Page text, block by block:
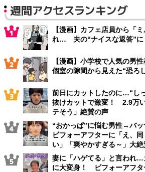
週間アクセスランキング
【漫画】カフェ店員から「
れ… 夫の“ナイスな返答”に
【漫画】小学校で人気の男
個室の隙間から見えた“恐ろ
前日にカットしたのに…“し
抜けカットで激変！ 2.9万
テそう」絶賛の声
“おかっぱ”に悩む男性→バ
ビフォーアフターに「え、
い」「爽やかすぎる～」大
妻に「ハゲてる」と言われ
に大変身！ ビフォーアフタ